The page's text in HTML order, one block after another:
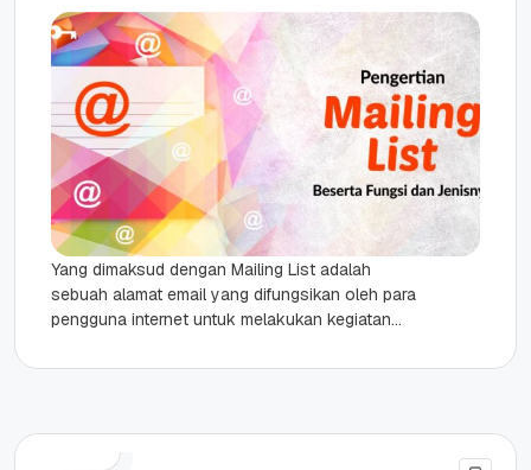
Yang dimaksud dengan Mailing List adalah
sebuah alamat email yang difungsikan oleh para
pengguna internet untuk melakukan kegiatan
dalam...